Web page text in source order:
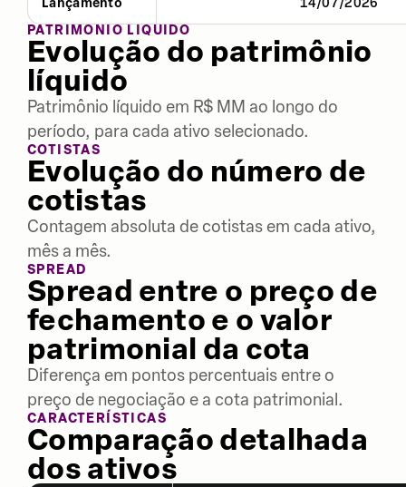
PATRIMÔNIO LÍQUIDO
Evolução do patrimônio
líquido
Patrimônio líquido em R$ MM ao longo do
período, para cada ativo selecionado.
COTISTAS
Evolução do número de
cotistas
Contagem absoluta de cotistas em cada ativo,
mês a mês.
SPREAD
Spread entre o preço de
fechamento e o valor
patrimonial da cota
Diferença em pontos percentuais entre o
preço de negociação e a cota patrimonial.
CARACTERÍSTICAS
Comparação detalhada
dos ativos